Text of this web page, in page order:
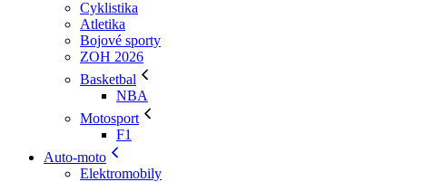
Cyklistika
Atletika
Bojové sporty
ZOH 2026
Basketbal
NBA
Motosport
F1
Auto-moto
Elektromobily